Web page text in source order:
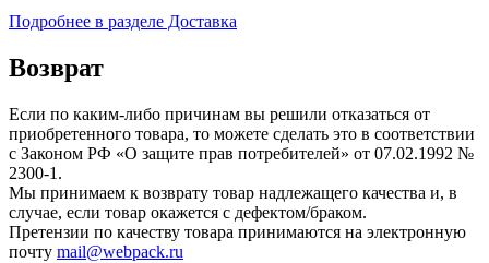
Подробнее в разделе Доставка
Возврат
Если по каким-либо причинам вы решили отказаться от
приобретенного товара, то можете сделать это в соответствии
с Законом РФ «О защите прав потребителей» от 07.02.1992 №
2300-1.
Мы принимаем к возврату товар надлежащего качества и, в
случае, если товар окажется с дефектом/браком.
Претензии по качеству товара принимаются на электронную
почту mail@webpack.ru